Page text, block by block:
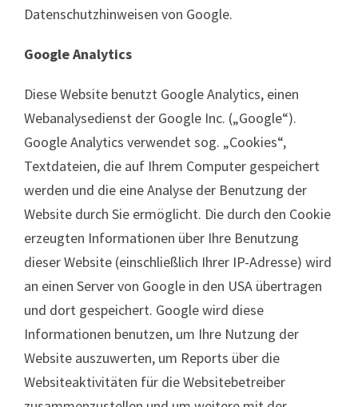
Datenschutzhinweisen von Google.
Google Analytics
Diese Website benutzt Google Analytics, einen
Webanalysedienst der Google Inc. („Google“).
Google Analytics verwendet sog. „Cookies“,
Textdateien, die auf Ihrem Computer gespeichert
werden und die eine Analyse der Benutzung der
Website durch Sie ermöglicht. Die durch den Cookie
erzeugten Informationen über Ihre Benutzung
dieser Website (einschließlich Ihrer IP-Adresse) wird
an einen Server von Google in den USA übertragen
und dort gespeichert. Google wird diese
Informationen benutzen, um Ihre Nutzung der
Website auszuwerten, um Reports über die
Websiteaktivitäten für die Websitebetreiber